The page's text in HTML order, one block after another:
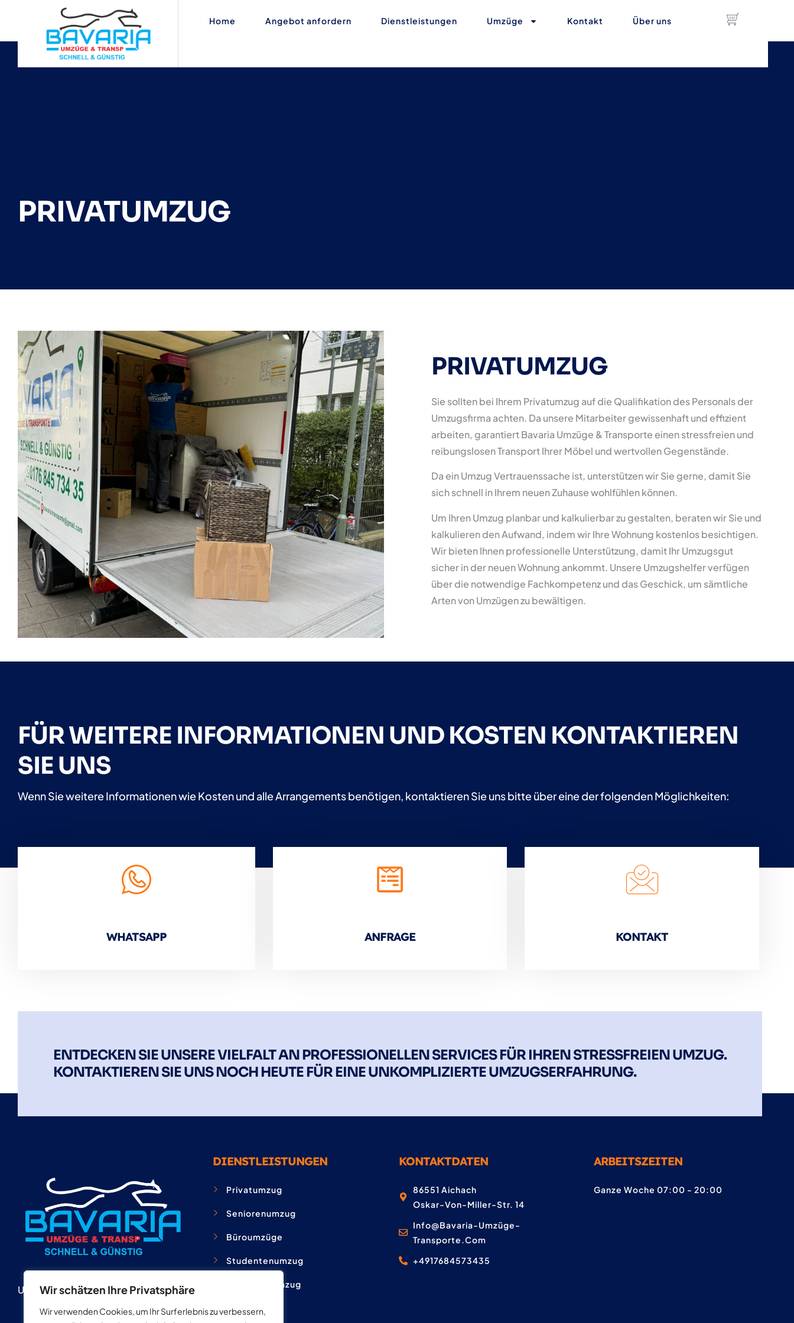
Wir schätzen Ihre Privatsphäre
Wir verwenden Cookies, um Ihr Surferlebnis zu verbessern,
Home Angebot anfordern Dienstleistungen Umzüge Kontakt Über uns
PRIVATUMZUG
PRIVATUMZUG
PRIVATUMZUG
Sie sollten bei Ihrem Privatumzug auf die Qualifikation des Personals der
Umzugsfirma achten. Da unsere Mitarbeiter gewissenhaft und effizient
arbeiten, garantiert Bavaria Umzüge & Transporte einen stressfreien und
reibungslosen Transport Ihrer Möbel und wertvollen Gegenstände.
Da ein Umzug Vertrauenssache ist, unterstützen wir Sie gerne, damit Sie
sich schnell in Ihrem neuen Zuhause wohlfühlen können.
Um Ihren Umzug planbar und kalkulierbar zu gestalten, beraten wir Sie und
kalkulieren den Aufwand, indem wir Ihre Wohnung kostenlos besichtigen.
Wir bieten Ihnen professionelle Unterstützung, damit Ihr Umzugsgut
sicher in der neuen Wohnung ankommt. Unsere Umzugshelfer verfügen
über die notwendige Fachkompetenz und das Geschick, um sämtliche
Arten von Umzügen zu bewältigen.
FÜR WEITERE INFORMATIONEN UND KOSTEN KONTAKTIEREN
SIE UNS
Wenn Sie weitere Informationen wie Kosten und alle Arrangements benötigen, kontaktieren Sie uns bitte über eine der folgenden Möglichkeiten:
WHATSAPP ANFRAGE KONTAKT
ENTDECKEN SIE UNSERE VIELFALT AN PROFESSIONELLEN SERVICES FÜR IHREN STRESSFREIEN UMZUG.
KONTAKTIEREN SIE UNS NOCH HEUTE FÜR EINE UNKOMPLIZIERTE UMZUGSERFAHRUNG.
Umzüge & Transporte
DIENSTLEISTUNGEN
Privatumzug
Seniorenumzug
Büroumzüge
Studentenumzug
Jobcenterumzug
KONTAKTDATEN
86551 Aichach
Oskar-Von-Miller-Str. 14
Info@bavaria-Umzüge-
Transporte.com
+4917684573435
ARBEITSZEITEN
Ganze Woche 07:00 - 20:00